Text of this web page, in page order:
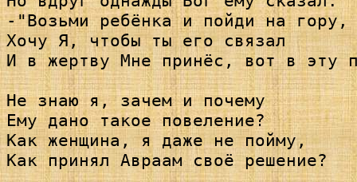
-"Возьми ребёнка и пойди на гору,
Хочу Я, чтобы ты его связал
И в жертву Мне принёс, вот в эту
Не знаю я, зачем и почему
Ему дано такое повеление?
Как женщина, я даже не пойму,
Как принял Авраам своё решение?